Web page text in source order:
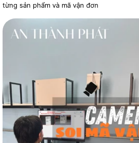
từng sản phẩm và mã vận đơn